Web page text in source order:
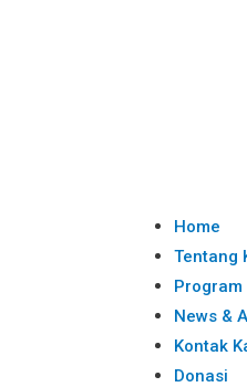
Home
Tentang
Program
News &
Kontak
Donasi